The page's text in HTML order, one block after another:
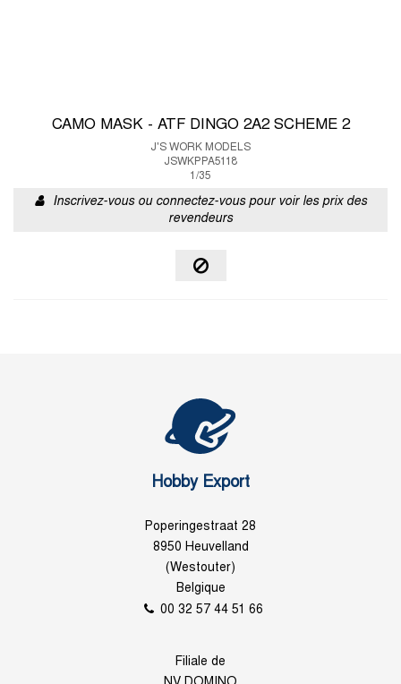
CAMO MASK - ATF DINGO 2A2 SCHEME 2
J'S WORK MODELS
JSWKPPA5118
1/35
Inscrivez-vous ou connectez-vous pour voir les prix des
revendeurs
Hobby Export
Poperingestraat 28
8950 Heuvelland
(Westouter)
Belgique
00 32 57 44 51 66
Filiale de